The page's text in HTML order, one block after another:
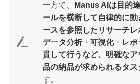
一方で、
Manus AIは目的
ールを横断して自律的に
ースを参照したリサーチレ
データ分析・可視化・レ
貫して行うなど、明確な
品の納品が求められるタス
す。